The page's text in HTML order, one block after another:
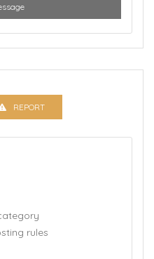
REPORT
rules